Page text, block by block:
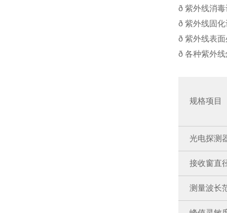
ð 紫外线消
ð 紫外线固
ð 紫外线表
ð 各种紫外
规格项目
光电探测
接收窗直
测量波长